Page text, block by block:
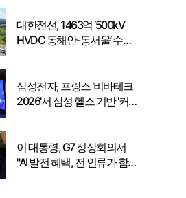
대한전선, 1463억 ‘500kV
HVDC 동해안-동서울’ 수
삼성전자, 프랑스 '비바테크
2026'서 삼성 헬스 기반 '커
이 대통령, G7 정상회의서
"AI 발전 혜택, 전 인류가 함